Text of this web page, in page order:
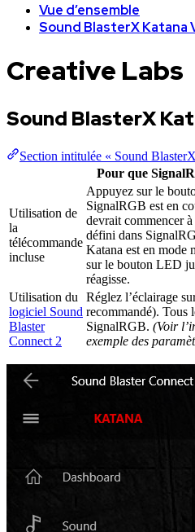
Vue d’ensemble
Sound BlasterX Katana
Creative Labs
Sound BlasterX
Section intitulée « Sound
Pour que
Utilisation de
la
télécommande
incluse
Appuyez sur le
SignalRGB est en
devrait commencer
défini dans
Katana est en mode
sur le bouton LED
réagisse.
Utilisation du
logiciel Sound
Blaster
Connect 2
Réglez l’éclairage
recommandé). Tous
SignalRGB. (Voir
exemple des